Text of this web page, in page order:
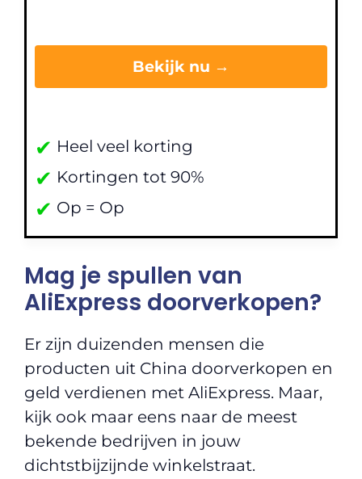
Bekijk nu →
✔ Heel veel korting
✔ Kortingen tot 90%
✔ Op = Op
Mag je spullen van
AliExpress doorverkopen?
Er zijn duizenden mensen die
producten uit China doorverkopen en
geld verdienen met AliExpress. Maar,
kijk ook maar eens naar de meest
bekende bedrijven in jouw
dichtstbijzijnde winkelstraat.